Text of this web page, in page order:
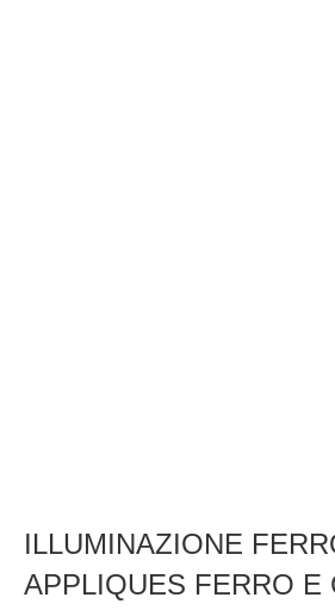
ILLUMINAZIONE
APPLIQUES FERRO E